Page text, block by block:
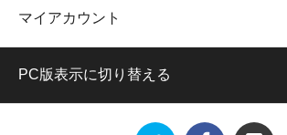
マイアカウント
PC版表示に切り替える